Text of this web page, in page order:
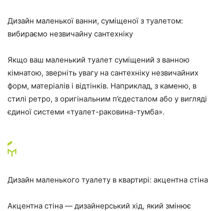
Дизайн маленької ванни, суміщеної з туалетом:
вибираємо незвичайну сантехніку
Якщо ваш маленький туалет суміщений з ванною
кімнатою, зверніть увагу на сантехніку незвичайних
форм, матеріалів і відтінків. Наприклад, з каменю, в
стилі ретро, з оригінальним п’єдесталом або у вигляді
єдиної системи «туалет-раковина-тумба».
Дизайн маленького туалету в квартирі: акцентна стіна
Акцентна стіна — дизайнерський хід, який змінює